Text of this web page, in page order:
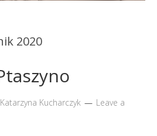
2020
Katarzyna Kucharczyk
Leave a